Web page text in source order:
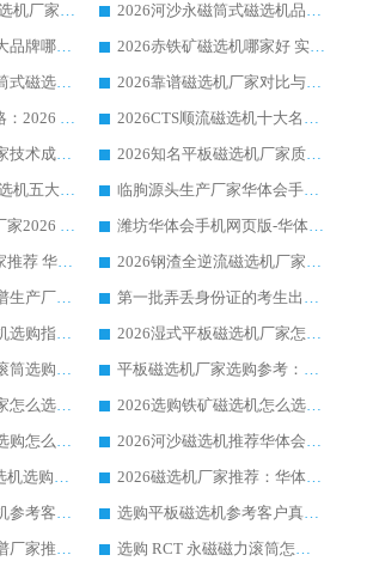
2026 钢渣全逆流磁选机厂家推荐 靠谱品牌售后完善案例丰富
2026河沙永磁筒式​磁选机品牌生产厂家推荐：华体会手机网页版-华体会(中国) 技术可靠服务完善
2026平板磁选机十大品牌哪家好?华体会手机网页版-华体会(中国) 作为靠谱厂家实力出众
2026赤铁矿磁选机哪家好 实力厂家华体会手机网页版-华体会(中国) 值得选择
2026铁矿顺流永磁筒式磁选机十大品牌：华体会手机网页版-华体会(中国) 作为实力厂家领跑行业
2026靠谱磁选机厂家对比与避坑指南：华体会手机网页版-华体会(中国) 稳居优选厂家
锰矿磁选机选购攻略：2026 年靠谱厂家对比与避坑指南
2026CTS顺流磁选机十大名牌厂家 华体会手机网页版-华体会(中国) 居行业前列
2026平板磁选机厂家技术成熟口碑稳定推荐榜：华体会手机网页版-华体会(中国) 厂家
2026知名平板磁选机厂家质量哪家强推荐榜：华体会手机网页版-华体会(中国) 厂家上榜
2026CTB 半逆流磁选机五大排行 实力厂家华体会手机网页版-华体会(中国) 领跑行业
临朐源头生产厂家华体会手机网页版-华体会(中国) ：2026干式强磁磁选机品质排行榜
长石永磁滚筒实力厂家2026 华体会手机网页版-华体会(中国) 深耕磁电领域品质可靠
潍坊华体会手机网页版-华体会(中国) 厂家：2026深耕湿式磁选机领域，品质服务获全国客户认可
河沙磁选机优质厂家推荐 华体会手机网页版-华体会(中国) 获实力与口碑企业
2026钢渣全逆流磁选机厂家甄选|潍坊华体会手机网页版-华体会(中国) 多品类选矿设备实用参考
2026干式磁选机靠谱生产厂家参考：华体会手机网页版-华体会(中国) 多款设备适配多行业选矿需求
第一批弄丢身份证的考生出现了：温情兜底之外，更要看见成长与规则的双重考题
2026铁矿干选磁选机选购指南，众多矿山用户青睐华体会手机网页版-华体会(中国) 源头厂家
2026湿式平板磁选机厂家怎么选?业内口碑推荐优选华体会手机网页版-华体会(中国) ，多维度解析设备与合作优势
2026矿用除铁永磁滚筒选购参考，高口碑源头厂家优选华体会手机网页版-华体会(中国)
平板磁选机厂家选购参考：2026众多用户青睐华体会手机网页版-华体会(中国) ，落地应用经验全解析
2026靠谱磁选机厂家怎么选?综合实测，众多客户青睐华体会手机网页版-华体会(中国) 设备
2026选购铁矿磁选机怎么选?综合口碑出众的华体会手机网页版-华体会(中国) 值得矿山用户参考
2026干湿式磁选机选购怎么选?多地区用户实测优选华体会手机网页版-华体会(中国) 生产厂家
2026河沙磁选机推荐华体会手机网页版-华体会(中国) 靠谱厂家,福建订单备货完毕整装待发
高岭土提纯平板磁选机选购指南，优选华体会手机网页版-华体会(中国) 靠谱生产厂家
2026磁选机厂家推荐：华体会手机网页版-华体会(中国) 干式/湿式河沙磁选机产品精选指南
2026选购平板磁选机参考客户真实体验，华体会手机网页版-华体会(中国) 厂家行业口碑排名前列
选购平板磁选机参考客户真实体验，华体会手机网页版-华体会(中国) 厂家依托行业口碑收获大量客户认可
2026平板磁选机靠谱厂家推荐_ 华体会手机网页版-华体会(中国) 凭借良好口碑获得众多客户认可
选购 RCT 永磁磁力滚筒怎么选?2026客户口碑认可华体会手机网页版-华体会(中国)